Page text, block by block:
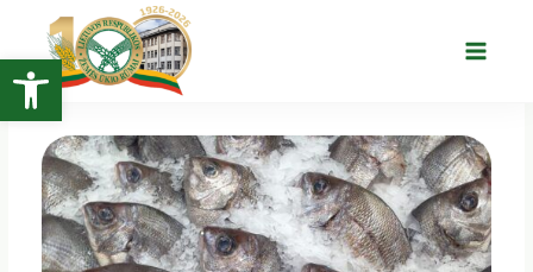
Open toolbar
turinio
Main